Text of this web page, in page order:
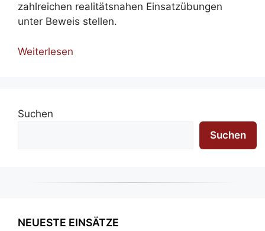
zahlreichen realitätsnahen Einsatzübungen
unter Beweis stellen.
Weiterlesen
Suchen
Suchen
NEUESTE EINSÄTZE